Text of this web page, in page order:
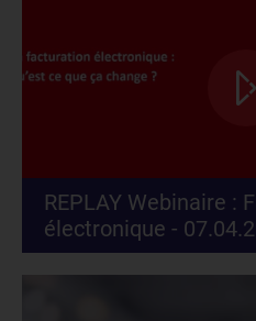
REPLAY Webinaire :
électronique -